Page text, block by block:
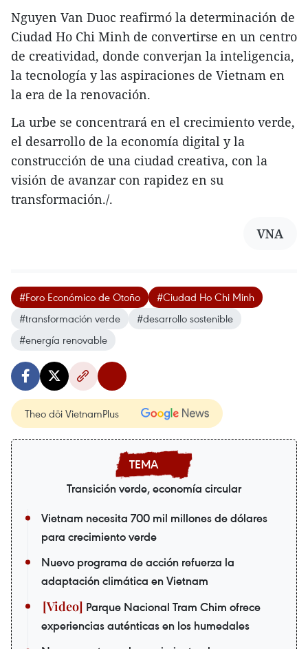
Nguyen Van Duoc reafirmó la determinación de
Ciudad Ho Chi Minh de convertirse en un centro
de creatividad, donde converjan la inteligencia,
la tecnología y las aspiraciones de Vietnam en
la era de la renovación.
La urbe se concentrará en el crecimiento verde,
el desarrollo de la economía digital y la
construcción de una ciudad creativa, con la
visión de avanzar con rapidez en su
transformación./.
VNA
#Foro Económico de Otoño
#Ciudad Ho Chi Minh
#transformación verde
#desarrollo sostenible
#energía renovable
Theo dõi VietnamPlus
Transición verde, economía circular
Vietnam necesita 700 mil millones de dólares
para crecimiento verde
Nuevo programa de acción refuerza la
adaptación climática en Vietnam
Parque Nacional Tram Chim ofrece
experiencias auténticas en los humedales